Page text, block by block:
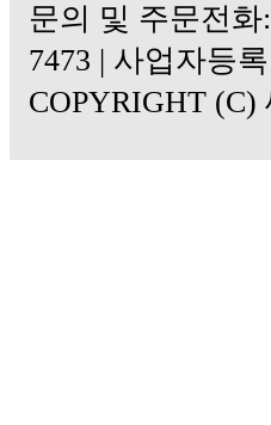
문의 및 주문전화
7473 | 사업자등
COPYRIGHT (C)